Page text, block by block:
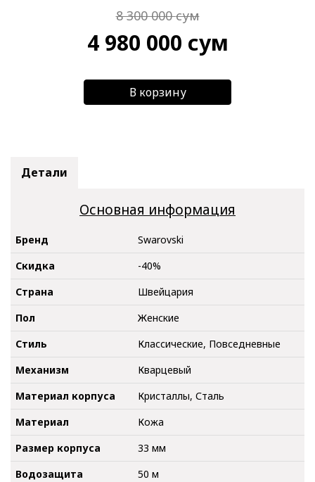
8 300 000сум
4 980 000 сум
В корзину
Детали
Основная информация
Бренд
Swarovski
Скидка
-40%
Страна
Швейцария
Пол
Женские
Стиль
Классические, Повседневные
Механизм
Кварцевый
Материал корпуса
Кристаллы, Сталь
Материал
Кожа
Размер корпуса
33 мм
Водозащита
50 м